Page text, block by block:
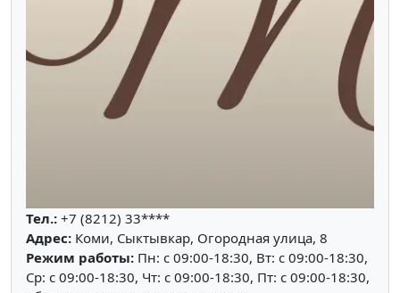
Тел.: +7 (8212) 33****
Адрес: Коми, Сыктывкар, Огородная улица, 8
Режим работы: Пн: c 09:00-18:30, Вт: c 09:00-18:30,
Ср: c 09:00-18:30, Чт: c 09:00-18:30, Пт: c 09:00-18:30,